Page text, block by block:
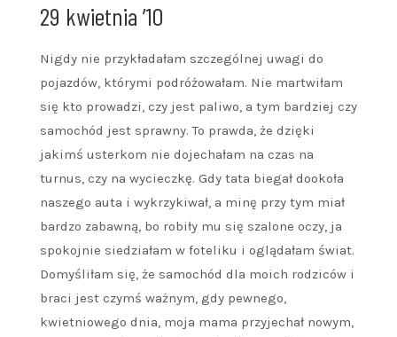
29 kwietnia ’10
Nigdy nie przykładałam szczególnej uwagi do
pojazdów, którymi podróżowałam. Nie martwiłam
się kto prowadzi, czy jest paliwo, a tym bardziej czy
samochód jest sprawny. To prawda, że dzięki
jakimś usterkom nie dojechałam na czas na
turnus, czy na wycieczkę. Gdy tata biegał dookoła
naszego auta i wykrzykiwał, a minę przy tym miał
bardzo zabawną, bo robiły mu się szalone oczy, ja
spokojnie siedziałam w foteliku i oglądałam świat.
Domyśliłam się, że samochód dla moich rodziców i
braci jest czymś ważnym, gdy pewnego,
kwietniowego dnia, moja mama przyjechał nowym,